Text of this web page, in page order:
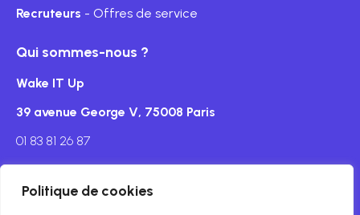
Politique de cookies
Recruteurs - Offres de service
Qui sommes-nous ?
Wake IT Up
39 avenue George V, 75008 Paris
01 83 81 26 87